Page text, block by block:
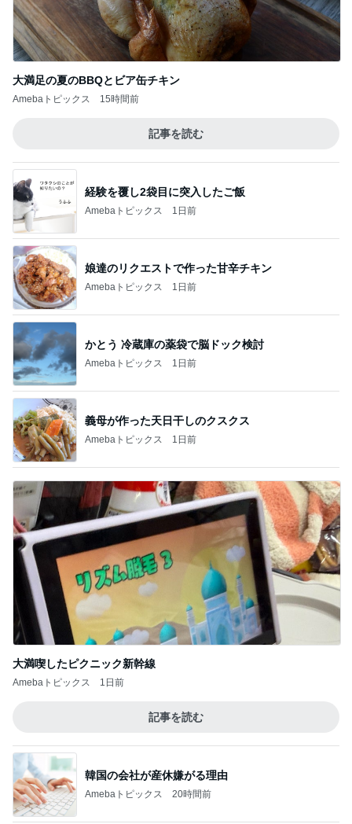
大満足の夏のBBQとビア缶チキン
Amebaトピックス 15時間前
記事を読む
経験を覆し2袋目に突入したご飯
Amebaトピックス 1日前
娘達のリクエストで作った甘辛チキン
Amebaトピックス 1日前
かとう 冷蔵庫の薬袋で脳ドック検討
Amebaトピックス 1日前
義母が作った天日干しのクスクス
Amebaトピックス 1日前
大満喫したピクニック新幹線
Amebaトピックス 1日前
記事を読む
韓国の会社が産休嫌がる理由
Amebaトピックス 20時間前